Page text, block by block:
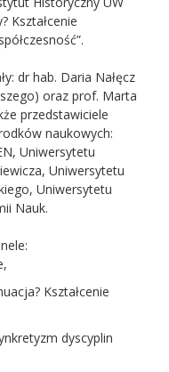
Kształcenie
dr hab. Daria Nałęcz
oraz prof. Marta
przedstawiciele
naukowych:
Uniwersytetu
Uniwersytetu
Uniwersytetu
Nauk.
Kształcenie
dyscyplin